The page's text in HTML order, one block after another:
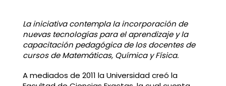
La iniciativa contempla la incorporación de
nuevas tecnologías para el aprendizaje y la
capacitación pedagógica de los docentes de
cursos de Matemáticas, Química y Física.
A mediados de 2011 la Universidad creó la